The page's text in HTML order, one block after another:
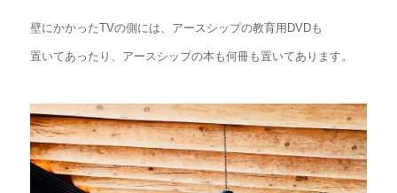
壁にかかったTVの側には、アースシップの教育用DVDも
置いてあったり、アースシップの本も何冊も置いてあります。